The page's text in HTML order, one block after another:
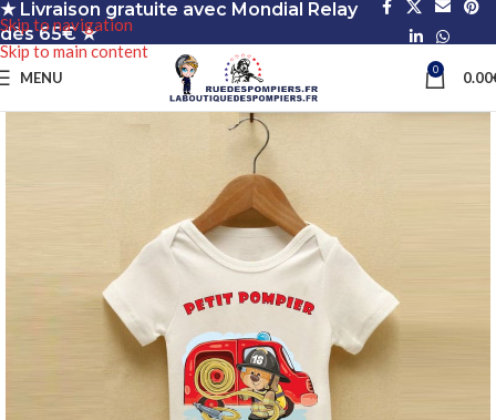
Skip to navigation
Skip to main content
★ Livraison gratuite avec Mondial Relay
dès 65€ ★
MENU 0 0.00